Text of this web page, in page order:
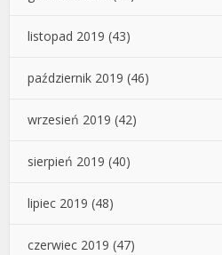
listopad 2019 (43)
październik 2019 (46)
wrzesień 2019 (42)
sierpień 2019 (40)
lipiec 2019 (48)
czerwiec 2019 (47)